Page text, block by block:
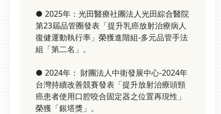
● 2025年：光田醫療社團法人光田綜合醫院
第23屆品管圈發表「提升乳癌放射治療病人
復健運動執行率」榮獲進階組-多元品管手法
組「第二名」。
● 2024年： 財團法人中衛發展中心-2024年
台灣持續改善競賽發表「提升放射治療頭頸
癌患者使用口腔咬合固定器之位置再現性」
榮獲「銀塔獎」。